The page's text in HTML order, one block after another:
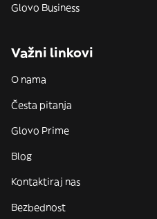
Glovo Business
Važni linkovi
O nama
Česta pitanja
Glovo Prime
Blog
Kontaktiraj nas
Bezbednost